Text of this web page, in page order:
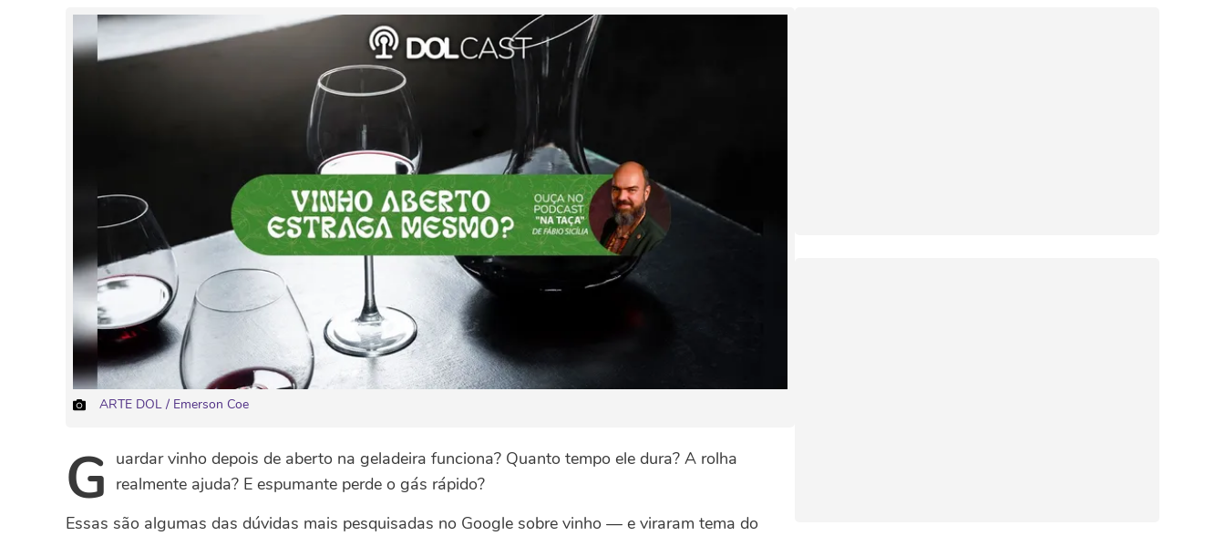
ARTE DOL / Emerson Coe
G uardar vinho depois de aberto na geladeira funciona? Quanto tempo ele dura? A rolha
realmente ajuda? E espumante perde o gás rápido?
Essas são algumas das dúvidas mais pesquisadas no Google sobre vinho — e viraram tema do